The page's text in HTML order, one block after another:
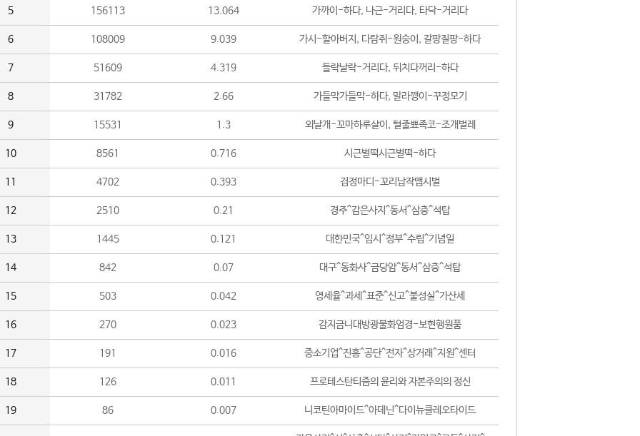
5 156113 13.064 가까이-하다, 나근-거리다, 타닥-거리다
6 108009 9.039 가시-할아버지, 다람쥐-원숭이, 갈팡질팡-하다
7 51609 4.319 들락날락-거리다, 뒤치다꺼리-하다
8 31782 2.66 가들막가들막-하다, 말라깽이-꾸정모기
9 15531 1.3 외날개-꼬마하루살이, 털줄뾰족코-조개벌레
10 8561 0.716 시근벌떡시근벌떡-하다
11 4702 0.393 검정마디-꼬리납작맵시벌
12 2510 0.21 경주^감은사지^동서^삼층^석탑
13 1445 0.121 대한민국^임시^정부^수립^기념일
14 842 0.07 대구^동화사^금당암^동서^삼층^석탑
15 503 0.042 영세율^과세^표준^신고^불성실^가산세
16 270 0.023 감지금니대방광불화엄경-보현행원품
17 191 0.016 중소기업^진흥^공단^전자^상거래^지원^센터
18 126 0.011 프로테스탄티즘의 윤리와 자본주의의 정신
19 86 0.007 니코틴아마이드^아데닌^다이뉴클레오타이드